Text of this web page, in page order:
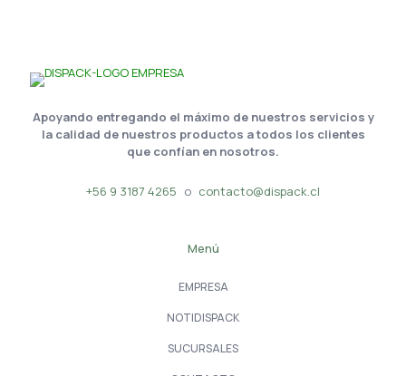
Apoyando entregando el máximo de nuestros servicios y
la calidad de nuestros productos a todos los clientes
que confían en nosotros.
+56 9 3187 4265 o contacto@dispack.cl
Menú
EMPRESA
NOTIDISPACK
SUCURSALES